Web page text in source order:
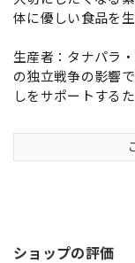
体に優しい食品を
生産者：タナパラ
の独立戦争の影響
しをサポートするた
ショップの評価